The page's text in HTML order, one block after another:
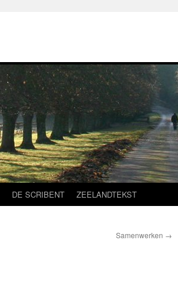
DE SCRIBENT ZEELANDTEKST
Samenwerken →